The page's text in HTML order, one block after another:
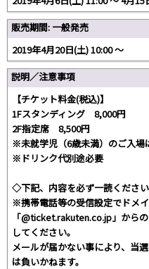
販売期間: 一般発売
2019年4月20日(土) 10:00 〜
説明／注意事項
【チケット料金(税込)】
1Fスタンディング 8,000円
2F指定席 8,500円
※未就学児（6歳未満）のご入場
※ドリンク代別途必要
◇下記、内容を必ず一読ください
※携帯電話等の受信設定でドメ
「@ticket.rakuten.co.jp」から
してください。
メールが届かない事により、当
は負いかねます。